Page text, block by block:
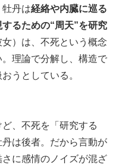
丹は経絡や内臓に巡る
るための“周天”を研究
）は、不死という概念
理論で分解し、構造で
うとしている。
、不死を「研究する
は後者。だから言動が
に感情のノイズが混ざ